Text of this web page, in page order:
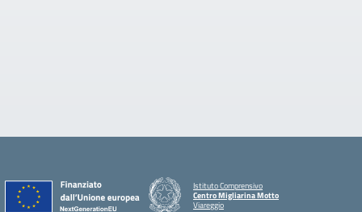
Istituto Comprensivo
Centro Migliarina Motto
Viareggio